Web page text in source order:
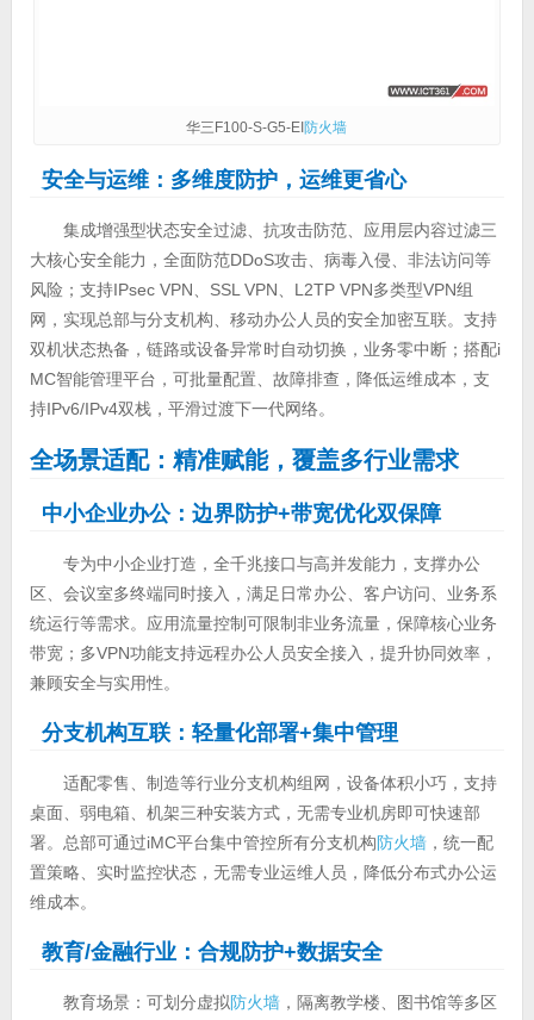
华三F100-S-G5-EI防火墙
安全与运维：多维度防护，运维更省心
集成增强型状态安全过滤、抗攻击防范、应用层内容过滤三
大核心安全能力，全面防范DDoS攻击、病毒入侵、非法访问等
风险；支持IPsec VPN、SSL VPN、L2TP VPN多类型VPN组
网，实现总部与分支机构、移动办公人员的安全加密互联。支持
双机状态热备，链路或设备异常时自动切换，业务零中断；搭配i
MC智能管理平台，可批量配置、故障排查，降低运维成本，支
持IPv6/IPv4双栈，平滑过渡下一代网络。
全场景适配：精准赋能，覆盖多行业需求
中小企业办公：边界防护+带宽优化双保障
专为中小企业打造，全千兆接口与高并发能力，支撑办公
区、会议室多终端同时接入，满足日常办公、客户访问、业务系
统运行等需求。应用流量控制可限制非业务流量，保障核心业务
带宽；多VPN功能支持远程办公人员安全接入，提升协同效率，
兼顾安全与实用性。
分支机构互联：轻量化部署+集中管理
适配零售、制造等行业分支机构组网，设备体积小巧，支持
桌面、弱电箱、机架三种安装方式，无需专业机房即可快速部
署。总部可通过iMC平台集中管控所有分支机构防火墙，统一配
置策略、实时监控状态，无需专业运维人员，降低分布式办公运
维成本。
教育/金融行业：合规防护+数据安全
教育场景：可划分虚拟防火墙，隔离教学楼、图书馆等多区